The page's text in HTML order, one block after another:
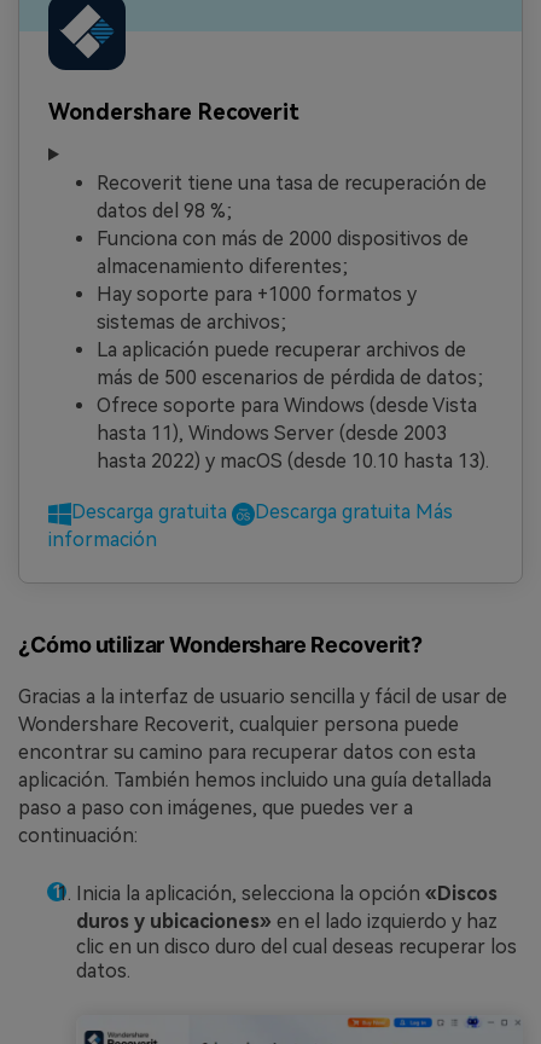
Wondershare Recoverit
Recoverit tiene una tasa de recuperación de
datos del 98 %;
Funciona con más de 2000 dispositivos de
almacenamiento diferentes;
Hay soporte para +1000 formatos y
sistemas de archivos;
La aplicación puede recuperar archivos de
más de 500 escenarios de pérdida de datos;
Ofrece soporte para Windows (desde Vista
hasta 11), Windows Server (desde 2003
hasta 2022) y macOS (desde 10.10 hasta 13).
Descarga gratuita Descarga gratuita Más
información
¿Cómo utilizar Wondershare Recoverit?
Gracias a la interfaz de usuario sencilla y fácil de usar de
Wondershare Recoverit, cualquier persona puede
encontrar su camino para recuperar datos con esta
aplicación. También hemos incluido una guía detallada
paso a paso con imágenes, que puedes ver a
continuación:
Inicia la aplicación, selecciona la opción «Discos
duros y ubicaciones» en el lado izquierdo y haz
clic en un disco duro del cual deseas recuperar los
datos.